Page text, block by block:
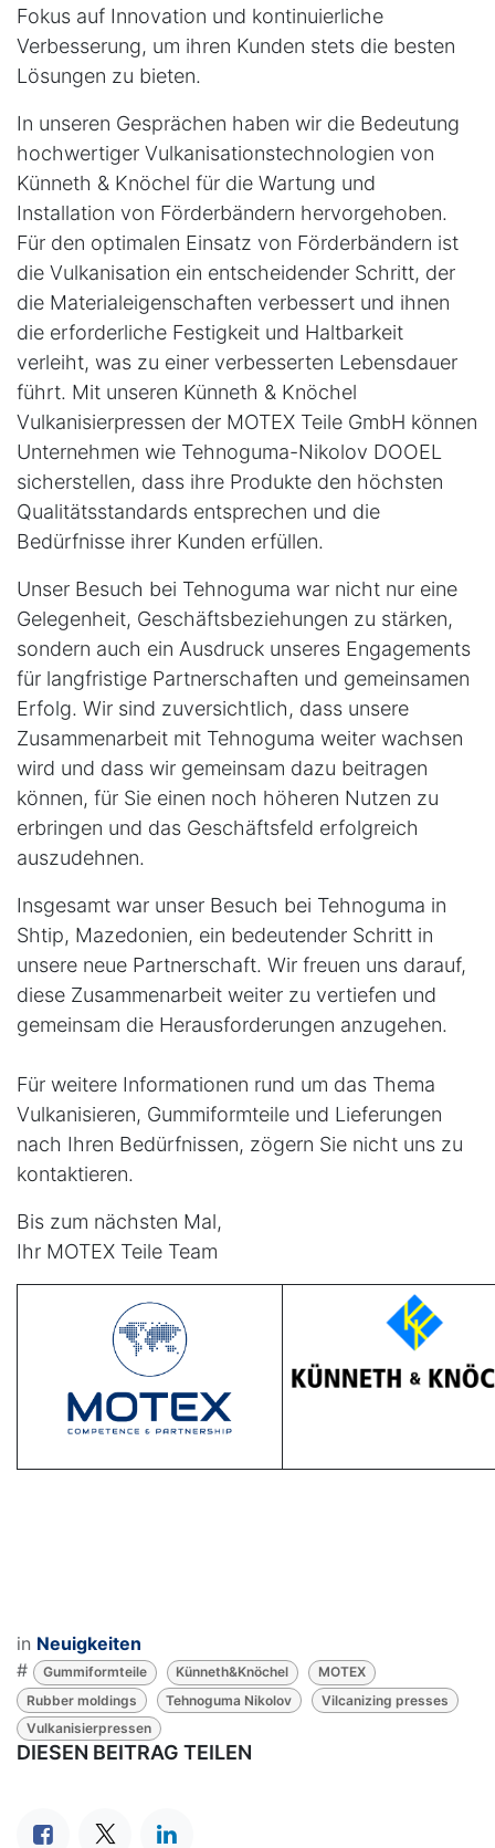
Fokus auf Innovation und kontinuierliche
Verbesserung, um ihren Kunden stets die besten
Lösungen zu bieten.
In unseren Gesprächen haben wir die Bedeutung
hochwertiger Vulkanisationstechnologien von
Künneth & Knöchel für die Wartung und
Installation von Förderbändern hervorgehoben.
Für den optimalen Einsatz von Förderbändern ist
die Vulkanisation ein entscheidender Schritt, der
die Materialeigenschaften verbessert und ihnen
die erforderliche Festigkeit und Haltbarkeit
verleiht, was zu einer verbesserten Lebensdauer
führt. Mit unseren Künneth & Knöchel
Vulkanisierpressen der MOTEX Teile GmbH können
Unternehmen wie Tehnoguma-Nikolov DOOEL
sicherstellen, dass ihre Produkte den höchsten
Qualitätsstandards entsprechen und die
Bedürfnisse ihrer Kunden erfüllen.
Unser Besuch bei Tehnoguma war nicht nur eine
Gelegenheit, Geschäftsbeziehungen zu stärken,
sondern auch ein Ausdruck unseres Engagements
für langfristige Partnerschaften und gemeinsamen
Erfolg. Wir sind zuversichtlich, dass unsere
Zusammenarbeit mit Tehnoguma weiter wachsen
wird und dass wir gemeinsam dazu beitragen
können, für Sie einen noch höheren Nutzen zu
erbringen und das Geschäftsfeld erfolgreich
auszudehnen.
Insgesamt war unser Besuch bei Tehnoguma in
Shtip, Mazedonien, ein bedeutender Schritt in
unsere neue Partnerschaft. Wir freuen uns darauf,
diese Zusammenarbeit weiter zu vertiefen und
gemeinsam die Herausforderungen anzugehen.
Für weitere Informationen rund um das Thema
Vulkanisieren, Gummiformteile und Lieferungen
nach Ihren Bedürfnissen, zögern Sie nicht uns zu
kontaktieren.
Bis zum nächsten Mal,
Ihr MOTEX Teile Team
in Neuigkeiten
#
Gummiformteile Künneth&Knöchel
MOTEX
Rubber moldings
Tehnoguma Nikolov
Vilcanizing presses
Vulkanisierpressen
DIESEN BEITRAG TEILEN